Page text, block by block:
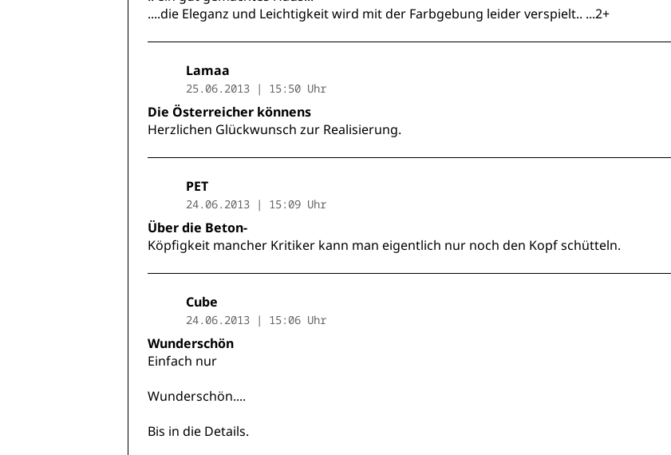
....die Eleganz und Leichtigkeit wird mit der Farbgebung leider verspielt.. ...2+
Lamaa
25.06.2013 | 15:50 Uhr
Die Österreicher könnens
Herzlichen Glückwunsch zur Realisierung.
PET
24.06.2013 | 15:09 Uhr
Über die Beton-
Köpfigkeit mancher Kritiker kann man eigentlich nur noch den Kopf schütteln.
Cube
24.06.2013 | 15:06 Uhr
Wunderschön
Einfach nur
Wunderschön....
Bis in die Details.